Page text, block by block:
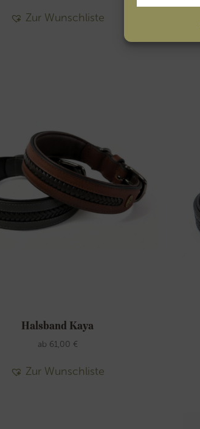
Zur Wunschliste
Halsband Kaya
ab 61,00 €
Zur Wunschliste